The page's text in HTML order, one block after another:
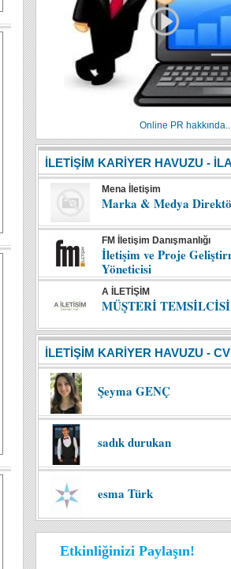
Online PR
İLETİŞİM KARİYER HAVUZU -
Mena İletişim
Marka & Medya
FM İletişim Danışmanlığı
İletişim ve Proje
Yöneticisi
A İLETİŞİM
MÜŞTERİ TEMSİLCİSİ
İLETİŞİM KARİYER HAVUZU -
Şeyma GENÇ
sadık durukan
esma Türk
Etkinliğinizi Paylaşın!